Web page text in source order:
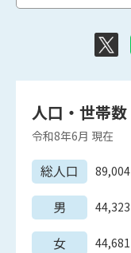
人口・世帯数
令和8年6月 現在
総人口 89,004
男 44,323
女 44,681